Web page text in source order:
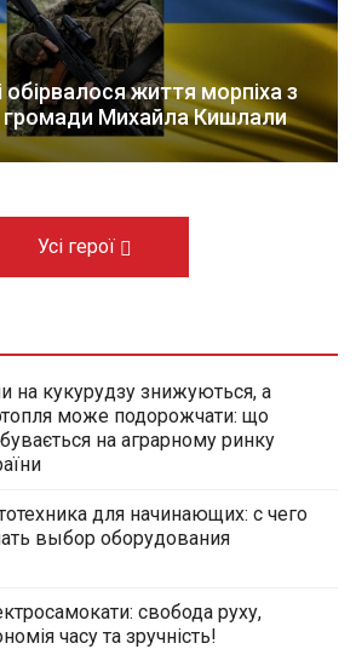
обірвалося життя морпіха з
громади Михайла Кишлали
Усі герої
на кукурудзу знижуються, а
може подорожчати: що
на аграрному ринку
для начинающих: с чего
выбор оборудования
свобода руху,
часу та зручність!